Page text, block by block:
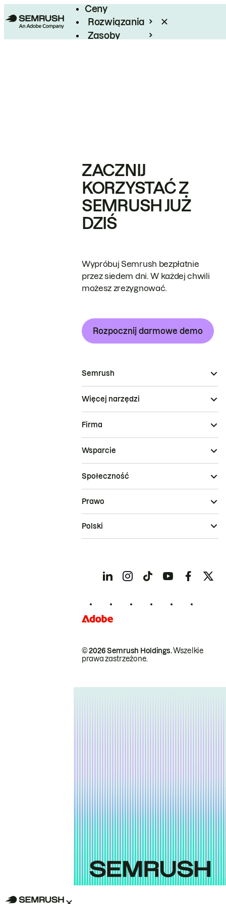
Ceny
Rozwiązania
Zasoby
ZACZNIJ
KORZYSTAĆ Z
SEMRUSH JUŻ
DZIŚ
Wypróbuj Semrush bezpłatnie
przez siedem dni. W każdej chwili
możesz zrezygnować.
Rozpocznij darmowe demo
Semrush
Więcej narzędzi
Firma
Wsparcie
Społeczność
© 2026 Semrush Holdings.Wszelkie
prawa zastrzeżone.
Prawo
Polski